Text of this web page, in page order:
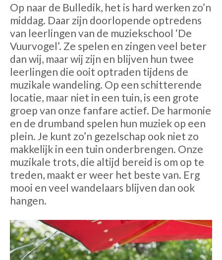
Op naar de Bulledik, het is hard werken zo’n
middag. Daar zijn doorlopende optredens
van leerlingen van de muziekschool ‘De
Vuurvogel’. Ze spelen en zingen veel beter
dan wij, maar wij zijn en blijven hun twee
leerlingen die ooit optraden tijdens de
muzikale wandeling. Op een schitterende
locatie, maar niet in een tuin, is een grote
groep van onze fanfare actief. De harmonie
en de drumband spelen hun muziek op een
plein. Je kunt zo’n gezelschap ook niet zo
makkelijk in een tuin onderbrengen. Onze
muzikale trots, die altijd bereid is om op te
treden, maakt er weer het beste van. Erg
mooi en veel wandelaars blijven dan ook
hangen.